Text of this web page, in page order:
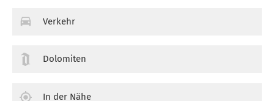
Verkehr
Dolomiten
In der Nähe